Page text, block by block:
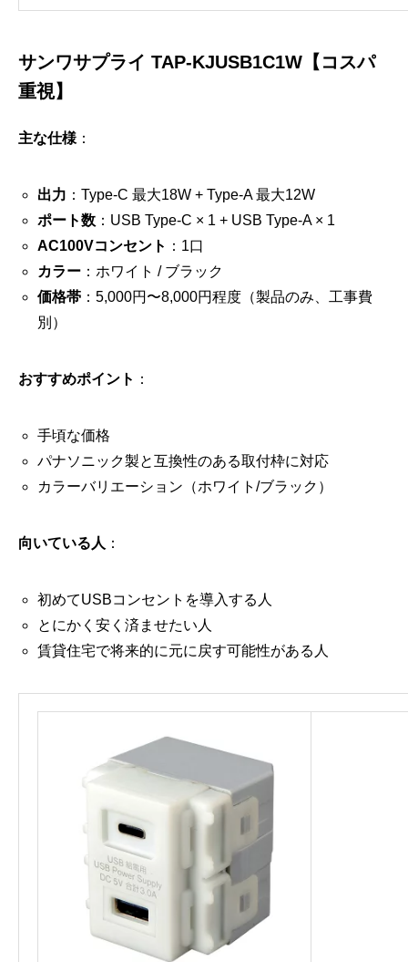
サンワサプライ TAP-KJUSB1C1W【コスパ
重視】
主な仕様 ：
出力 ：Type-C 最大18W + Type-A 最大12W
ポート数：USB Type-C × 1 + USB Type-A × 1
AC100Vコンセント ：1口
カラー：ホワイト / ブラック
価格帯：5,000円〜8,000円程度（製品のみ、工事費
別）
おすすめポイント ：
手頃な価格
パナソニック製と互換性のある取付枠に対応
カラーバリエーション（ホワイト/ブラック）
向いている人 ：
初めてUSBコンセントを導入する人
とにかく安く済ませたい人
賃貸住宅で将来的に元に戻す可能性がある人